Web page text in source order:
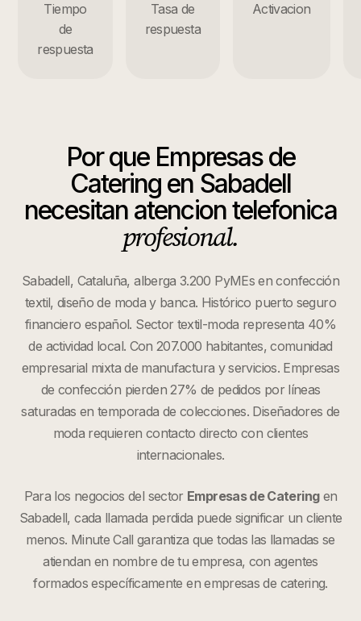
Tiempo
de
respuesta
Tasa de
respuesta
Activacion
Por que Empresas de
Catering en Sabadell
necesitan atencion telefonica
profesional.
Sabadell, Cataluña, alberga 3.200 PyMEs en confección
textil, diseño de moda y banca. Histórico puerto seguro
financiero español. Sector textil-moda representa 40%
de actividad local. Con 207.000 habitantes, comunidad
empresarial mixta de manufactura y servicios. Empresas
de confección pierden 27% de pedidos por líneas
saturadas en temporada de colecciones. Diseñadores de
moda requieren contacto directo con clientes
internacionales.
Para los negocios del sector Empresas de Cateringen
Sabadell, cada llamada perdida puede significar un cliente
menos. Minute Call garantiza que todas las llamadas se
atiendan en nombre de tu empresa, con agentes
formados específicamente enempresas de catering.